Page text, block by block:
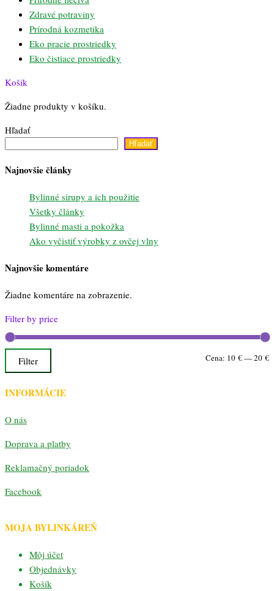
Zdravé potraviny
Prírodná kozmetika
Eko pracie prostriedky
Eko čistiace prostriedky
Košík
Žiadne produkty v košíku.
Hľadať
Hľadať
Najnovšie články
Bylinné sirupy a ich použitie
Všetky články
Bylinné masti a pokožka
Ako vyčistiť výrobky z ovčej vlny
Najnovšie komentáre
Žiadne komentáre na zobrazenie.
Filter by price
Filter Cena: 10 €—20 €
INFORMÁCIE
O nás
Doprava a platby
Reklamačný poriadok
Facebook
MOJA BYLINKÁREŇ
Môj účet
Objednávky
Košík